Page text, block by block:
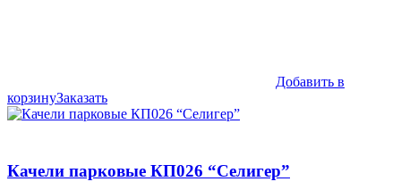
Добавить в
корзинуЗаказать
Качели парковые КП026 “Селигер”